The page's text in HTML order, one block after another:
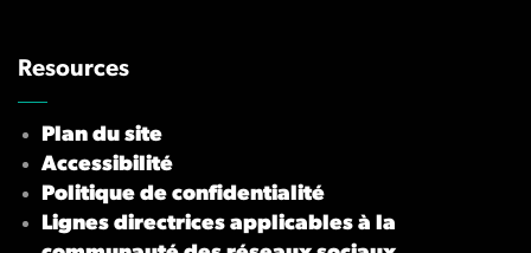
Resources
Plan du site
Accessibilité
Politique de confidentialité
Lignes directrices applicables à la